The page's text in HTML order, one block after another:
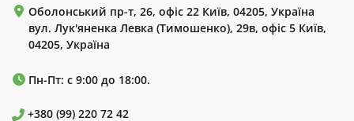
Оболонський пр-т, 26, офіс 22 Київ, 04205, Україна
вул. Лук'яненка Левка (Тимошенко), 29в, офіс 5 Київ,
04205, Україна
Пн-Пт: с 9:00 до 18:00.
+380 (99) 220 72 42